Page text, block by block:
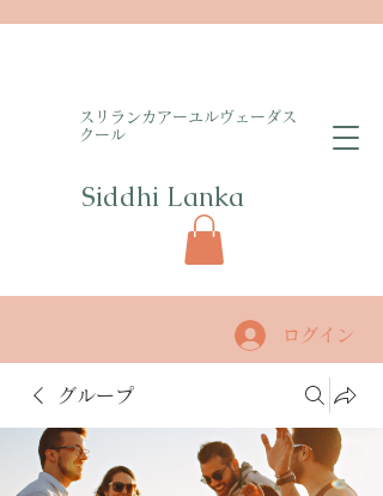
​スリランカアーユルヴェーダス
クール
Siddhi Lanka​
ログイン
グループ